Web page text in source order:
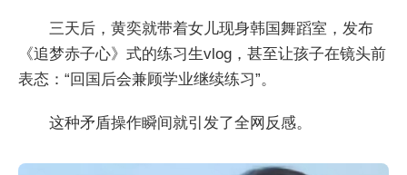
三天后，黄奕就带着女儿现身韩国舞蹈室，发布
《追梦赤子心》式的练习生vlog，甚至让孩子在镜头前
表态：“回国后会兼顾学业继续练习”。
这种矛盾操作瞬间就引发了全网反感。